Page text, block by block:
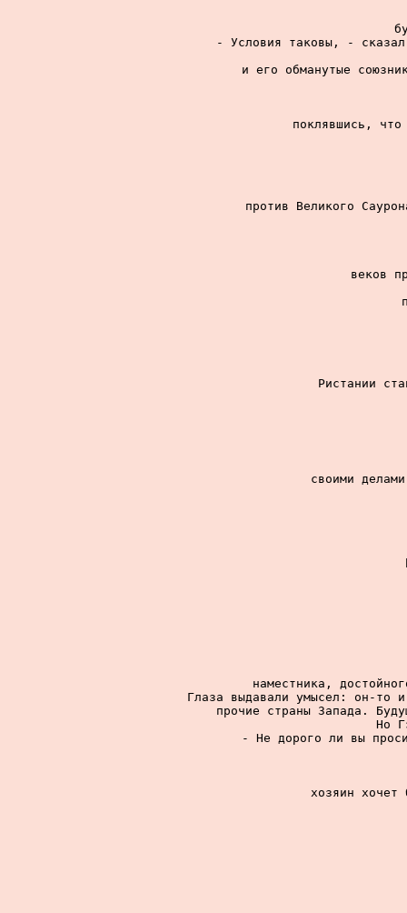
- Условия таковы, -
и его обманутые
поклявшись,
против Великого
веков
Ристании
своими
наместника,
Глаза выдавали умысел: он-то
прочие страны Запада.
Но
- Не дорого ли вы
хозяин хочет